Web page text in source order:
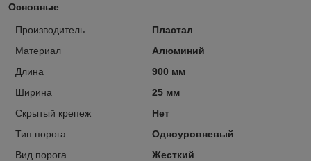
Основные
Производитель
Пластал
Материал
Алюминий
Длина
900 мм
Ширина
25 мм
Скрытый крепеж
Нет
Тип порога
Одноуровневый
Вид порога
Жесткий